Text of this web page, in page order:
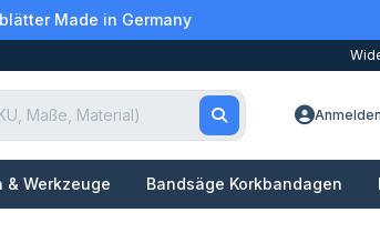
Made in Germany
Anmelden
& Werkzeuge Bandsäge Korkbandagen